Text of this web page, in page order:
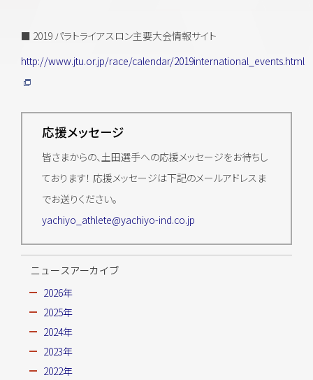
■ 2019 パラトライアスロン主要大会情報サイト
http://www.jtu.or.jp/race/calendar/2019international_events.html
応援メッセージ
皆さまからの、土田選手への応援メッセージをお待ちし
ております！ 応援メッセージは下記のメールアドレスま
でお送りください。
yachiyo_athlete@yachiyo-ind.co.jp
ニュースアーカイブ
2026年
2025年
2024年
2023年
2022年